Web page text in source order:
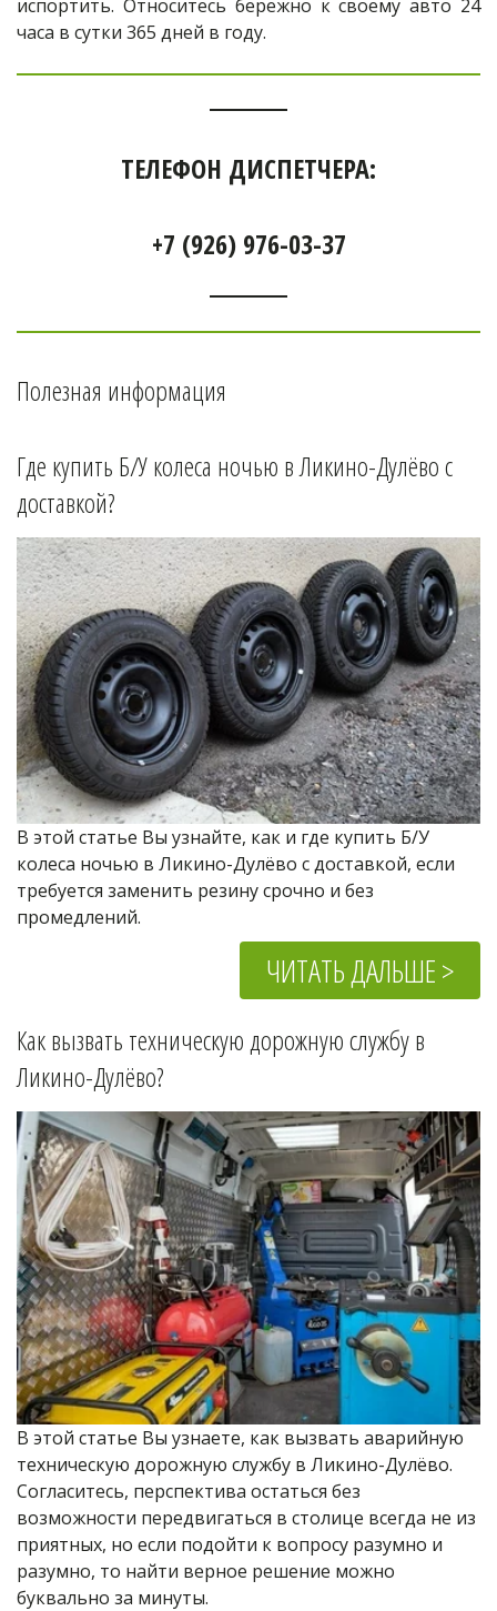
испортить. Относитесь бережно к своему авто 24
часа в сутки 365 дней в году.
ТЕЛЕФОН ДИСПЕТЧЕРА:
+7 (926) 976-03-37
Полезная информация
Где купить Б/У колеса ночью в Ликино-Дулёво с
доставкой?
В этой статье Вы узнайте, как и где купить Б/У
колеса ночью в Ликино-Дулёво с доставкой, если
требуется заменить резину срочно и без
промедлений.
ЧИТАТЬ ДАЛЬШЕ >
Ликино-Дулёво?
В этой статье Вы узнаете, как вызвать аварийную
техническую дорожную службу в Ликино-Дулёво.
Согласитесь, перспектива остаться без
возможности передвигаться в столице всегда не из
приятных, но если подойти к вопросу разумно и
разумно, то найти верное решение можно
буквально за минуты.